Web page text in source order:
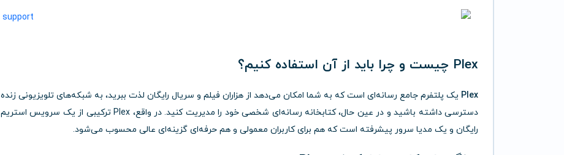
Plex چیست و چرا باید از آن استفاده کنیم؟
Plex یک پلتفرم جامع رسانه‌ای است که به شما امکان می‌دهد از هزاران فیلم و سریال رایگان لذت ببرید، به شبکه‌های تلویزیونی زنده
دسترسی داشته باشید و در عین حال، کتابخانه‌ رسانه‌ای شخصی خود را مدیریت کنید. در واقع، Plex ترکیبی از یک سرویس استریم
رایگان و یک مدیا سرور پیشرفته است که هم برای کاربران معمولی و هم حرفه‌ای گزینه‌ای عالی محسوب می‌شود.